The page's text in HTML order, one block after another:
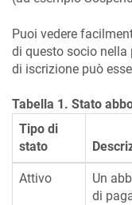
Puoi vedere
di questo socio nella
di iscrizione può
Tabella 1. Stato
Tipo di
stato
Attivo
Un
di